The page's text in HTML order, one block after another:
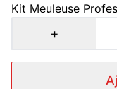
Kit Meuleuse
+